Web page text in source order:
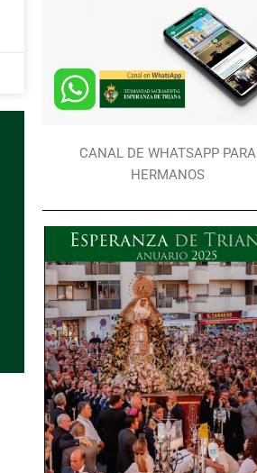
CANAL DE WHATSAPP PARA
HERMANOS